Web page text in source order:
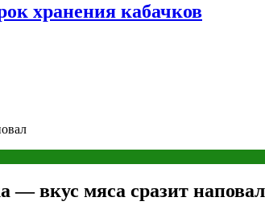
хранения кабачков
— вкус мяса сразит наповал